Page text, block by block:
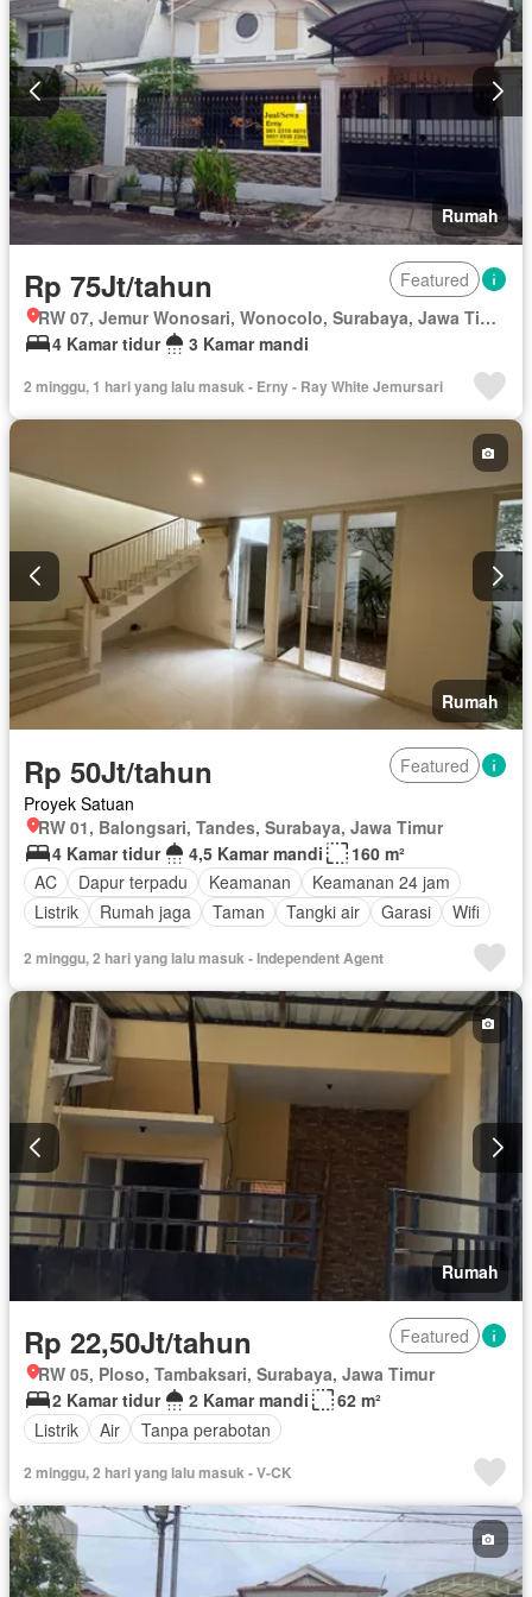
Rumah
Rp 75Jt/tahun
Featured
RW 07, Jemur Wonosari, Wonocolo, Surabaya, Jawa Timur
4 Kamar tidur
3 Kamar mandi
2 minggu, 1 hari yang lalu masuk - Erny - Ray White Jemursari
Rumah
Rp 50Jt/tahun
Featured
Proyek Satuan
RW 01, Balongsari, Tandes, Surabaya, Jawa Timur
4 Kamar tidur
4,5 Kamar mandi
160 m²
AC
Dapur terpadu Keamanan
Keamanan 24 jam
Listrik
Rumah jaga Taman Tangki air Garasi
Wifi
2 minggu, 2 hari yang lalu masuk - Independent Agent
Rumah
Rp 22,50Jt/tahun
Featured
RW 05, Ploso, Tambaksari, Surabaya, Jawa Timur
2 Kamar tidur
2 Kamar mandi
62 m²
Listrik
Air Tanpa perabotan
2 minggu, 2 hari yang lalu masuk - V-CK